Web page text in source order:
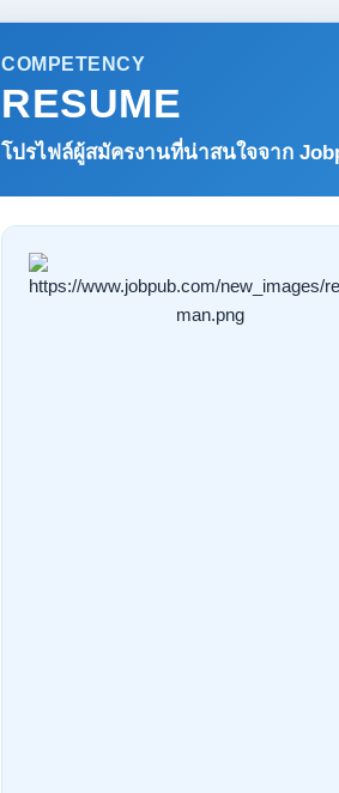
COMPETENCY
RESUME
โปรไฟล์ผู้สมัครงานที่น่าสนใจจาก